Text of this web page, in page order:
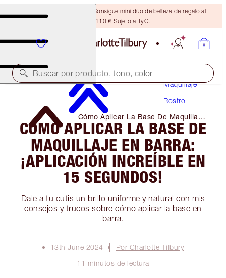
¡ÚLTIMA OPORTUNIDAD! Consigue mini dúo de belleza de regalo al
gastar 110 € Sujeto a TyC.
Buscar por producto, tono, color
Maquillaje
Rostro
Cómo Aplicar La Base De Maquillaje
En Barra: ¡Aplicación Increíble En 15
Segundos!
CÓMO APLICAR LA BASE DE
MAQUILLAJE EN BARRA:
¡APLICACIÓN INCREÍBLE EN
15 SEGUNDOS!
Dale a tu cutis un brillo uniforme y natural con mis
consejos y trucos sobre cómo aplicar la base en
barra.
13th June 2024
Por Charlotte Tilbury
11 minutos de lectura